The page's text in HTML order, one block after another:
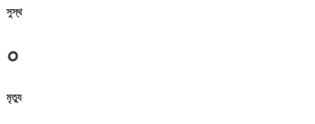
সুস্থ
০
মৃত্যু